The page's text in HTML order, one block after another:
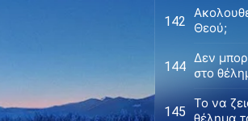
142
Θεού;
144
Δεν
στο
145
Το να